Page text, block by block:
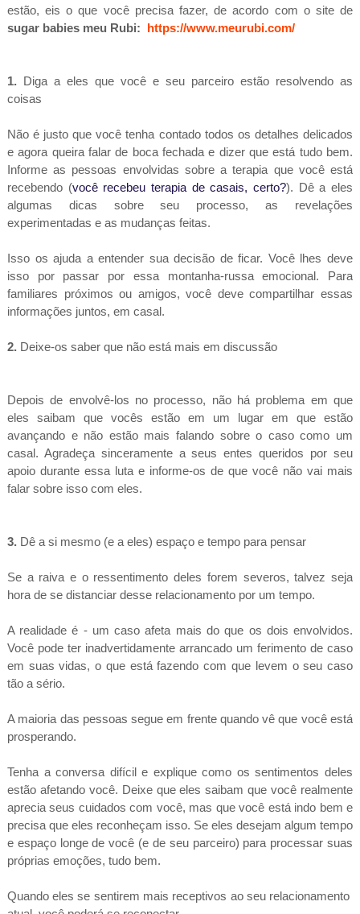
estão, eis o que você precisa fazer, de acordo com o site de
sugar babies meu Rubi: https://www.meurubi.com/
1. Diga a eles que você e seu parceiro estão resolvendo as
coisas
Não é justo que você tenha contado todos os detalhes delicados
e agora queira falar de boca fechada e dizer que está tudo bem.
Informe as pessoas envolvidas sobre a terapia que você está
recebendo (você recebeu terapia de casais, certo?). Dê a eles
algumas dicas sobre seu processo, as revelações
experimentadas e as mudanças feitas.
Isso os ajuda a entender sua decisão de ficar. Você lhes deve
isso por passar por essa montanha-russa emocional. Para
familiares próximos ou amigos, você deve compartilhar essas
informações juntos, em casal.
2. Deixe-os saber que não está mais em discussão
Depois de envolvê-los no processo, não há problema em que
eles saibam que vocês estão em um lugar em que estão
avançando e não estão mais falando sobre o caso como um
casal. Agradeça sinceramente a seus entes queridos por seu
apoio durante essa luta e informe-os de que você não vai mais
falar sobre isso com eles.
3. Dê a si mesmo (e a eles) espaço e tempo para pensar
Se a raiva e o ressentimento deles forem severos, talvez seja
hora de se distanciar desse relacionamento por um tempo.
A realidade é - um caso afeta mais do que os dois envolvidos.
Você pode ter inadvertidamente arrancado um ferimento de caso
em suas vidas, o que está fazendo com que levem o seu caso
tão a sério.
A maioria das pessoas segue em frente quando vê que você está
prosperando.
Tenha a conversa difícil e explique como os sentimentos deles
estão afetando você. Deixe que eles saibam que você realmente
aprecia seus cuidados com você, mas que você está indo bem e
precisa que eles reconheçam isso. Se eles desejam algum tempo
e espaço longe de você (e de seu parceiro) para processar suas
próprias emoções, tudo bem.
Quando eles se sentirem mais receptivos ao seu relacionamento